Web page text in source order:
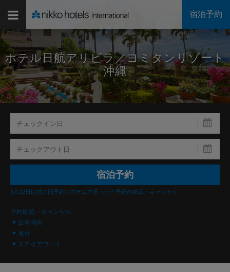
宿泊予約
ホテル日航アリビラ／ヨミタンリゾート
沖縄
3月22日以前に旧予約システムで承ったご予約の確認・キャンセル
予約確認・キャンセル
日本国内
海外
ステイアワード